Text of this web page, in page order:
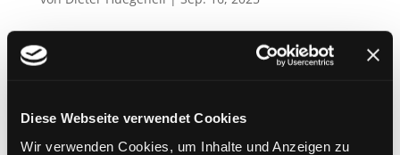
Diese Webseite verwendet Cookies
Wir verwenden Cookies, um Inhalte und Anzeigen zu
Datum: 30. Januar 2026 19:00–